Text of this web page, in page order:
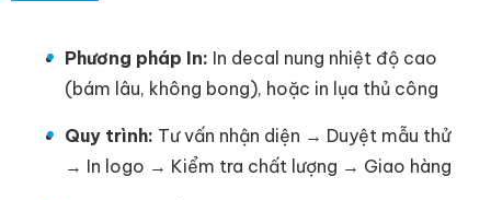
Phương pháp In: In decal nung nhiệt độ cao
(bám lâu, không bong), hoặc in lụa thủ công
Quy trình: Tư vấn nhận diện → Duyệt mẫu thử
→ In logo → Kiểm tra chất lượng → Giao hàng